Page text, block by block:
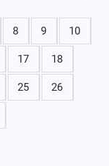
8 9 10
17 18
25 26